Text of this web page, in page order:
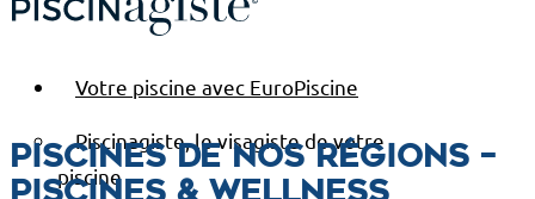
Votre piscine avec EuroPiscine
Piscinagiste, le visagiste de votre
piscine
Piscines de nos régions –